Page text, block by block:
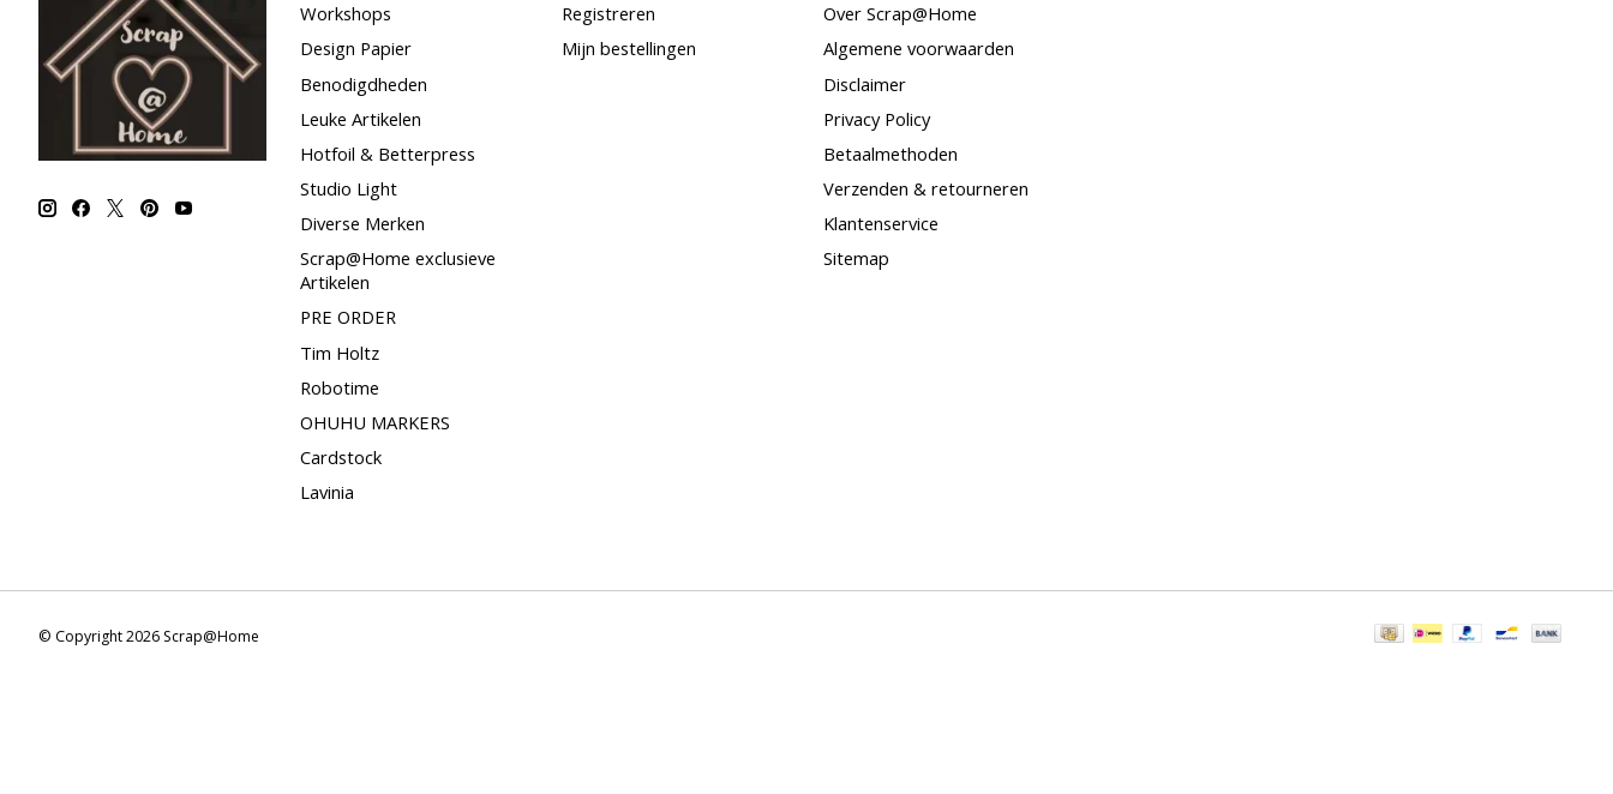
Workshops
Design Papier
Benodigdheden
Leuke Artikelen
Hotfoil & Betterpress
Studio Light
Diverse Merken
Scrap@Home exclusieve
Artikelen
PRE ORDER
Tim Holtz
Robotime
OHUHU MARKERS
Cardstock
Lavinia
Registreren
Mijn bestellingen
Over Scrap@Home
Algemene voorwaarden
Disclaimer
Privacy Policy
Betaalmethoden
Verzenden & retourneren
Klantenservice
Sitemap
© Copyright 2026 Scrap@Home